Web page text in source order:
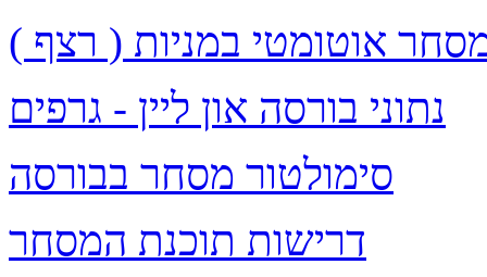
אוטומטי במניות ( רצף )
נתוני בורסה און ליין - גרפים
סימולטור מסחר בבורסה
דרישות תוכנת המסחר